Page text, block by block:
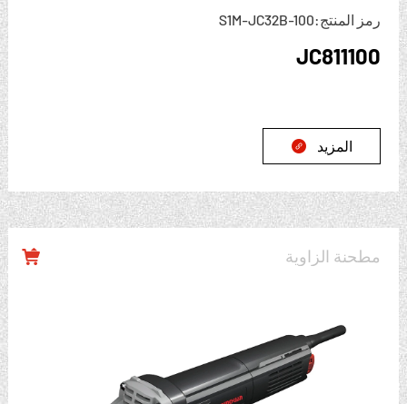
رمز المنتج:S1M-JC32B-100
JC811100
المزيد 
مطحنة الزاوية 